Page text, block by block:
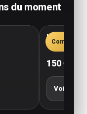
du moment
Confort
New
150 €
Voir le